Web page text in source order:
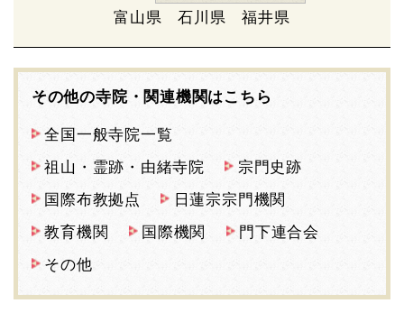
富山県 石川県 福井県
その他の寺院・関連機関はこちら
全国一般寺院一覧
祖山・霊跡・由緒寺院
宗門史跡
国際布教拠点
日蓮宗宗門機関
教育機関
国際機関
門下連合会
その他